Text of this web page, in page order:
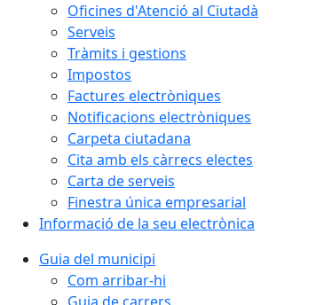
Oficines d'Atenció al Ciutadà
Serveis
Tràmits i gestions
Impostos
Factures electròniques
Notificacions electròniques
Carpeta ciutadana
Cita amb els càrrecs electes
Carta de serveis
Finestra única empresarial
Informació de la seu electrònica
Guia del municipi
Com arribar-hi